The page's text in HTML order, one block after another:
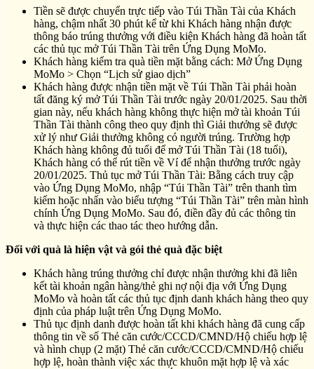
Tiền sẽ được chuyển trực tiếp vào Túi Thần Tài của Khách
hàng, chậm nhất 30 phút kể từ khi Khách hàng nhận được
thông báo trúng thưởng với điều kiện Khách hàng đã hoàn tất
các thủ tục mở Túi Thần Tài trên Ứng Dụng MoMo.
Khách hàng kiểm tra quà tiền mặt bằng cách: Mở Ứng Dụng
MoMo > Chọn “Lịch sử giao dịch”
Khách hàng được nhận tiền mặt về Túi Thần Tài phải hoàn
tất đăng ký mở Túi Thần Tài trước ngày 20/01/2025. Sau thời
gian này, nếu khách hàng không thực hiện mở tài khoản Túi
Thần Tài thành công theo quy định thì Giải thưởng sẽ được
xử lý như Giải thưởng không có người trúng. Trường hợp
Khách hàng không đủ tuổi để mở Túi Thần Tài (18 tuổi),
Khách hàng có thể rút tiền về Ví để nhận thưởng trước ngày
20/01/2025. Thủ tục mở Túi Thần Tài: Bằng cách truy cập
vào Ứng Dụng MoMo, nhập “Túi Thần Tài” trên thanh tìm
kiếm hoặc nhấn vào biểu tượng “Túi Thần Tài” trên màn hình
chính Ứng Dụng MoMo. Sau đó, điền đầy đủ các thông tin
và thực hiện các thao tác theo hướng dẫn.
Đối với quà là hiện vật và gói thẻ quà đặc biệt
Khách hàng trúng thưởng chỉ được nhận thưởng khi đã liên
kết tài khoản ngân hàng/thẻ ghi nợ nội địa với Ứng Dụng
MoMo và hoàn tất các thủ tục định danh khách hàng theo quy
định của pháp luật trên Ứng Dụng MoMo.
Thủ tục định danh được hoàn tất khi khách hàng đã cung cấp
thông tin về số Thẻ căn cước/CCCD/CMND/Hộ chiếu hợp lệ
và hình chụp (2 mặt) Thẻ căn cước/CCCD/CMND/Hộ chiếu
hợp lệ, hoàn thành việc xác thực khuôn mặt hợp lệ và xác